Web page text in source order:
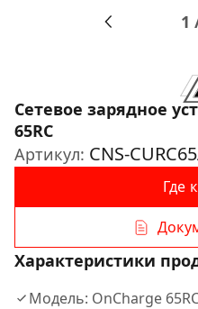
1
Сетевое зарядное
65RC
Артикул: CNS-
Где
Характеристики
Модель: OnCharge